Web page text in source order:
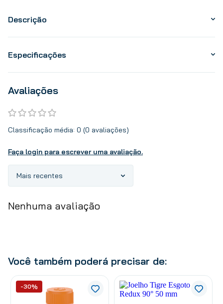
Descrição
Especificações
Avaliações
Classificação média: 0 (0 avaliações)
Faça login para escrever uma avaliação.
Mais recentes
Nenhuma avaliação
Você também poderá precisar de:
-30%